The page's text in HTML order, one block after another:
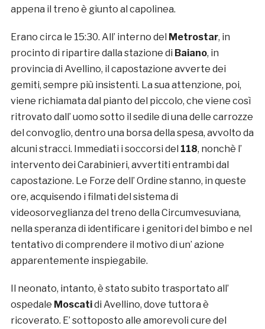
appena il treno è giunto al capolinea.
Erano circa le 15:30. All’ interno del Metrostar, in
procinto di ripartire dalla stazione di Baiano, in
provincia di Avellino, il capostazione avverte dei
gemiti, sempre più insistenti. La sua attenzione, poi,
viene richiamata dal pianto del piccolo, che viene così
ritrovato dall’ uomo sotto il sedile di una delle carrozze
del convoglio, dentro una borsa della spesa, avvolto da
alcuni stracci. Immediati i soccorsi del 118, nonchè l’
intervento dei Carabinieri, avvertiti entrambi dal
capostazione. Le Forze dell’ Ordine stanno, in queste
ore, acquisendo i filmati del sistema di
videosorveglianza del treno della Circumvesuviana,
nella speranza di identificare i genitori del bimbo e nel
tentativo di comprendere il motivo di un’ azione
apparentemente inspiegabile.
Il neonato, intanto, è stato subito trasportato all’
ospedale Moscatidi Avellino, dove tuttora è
ricoverato. E’ sottoposto alle amorevoli cure del